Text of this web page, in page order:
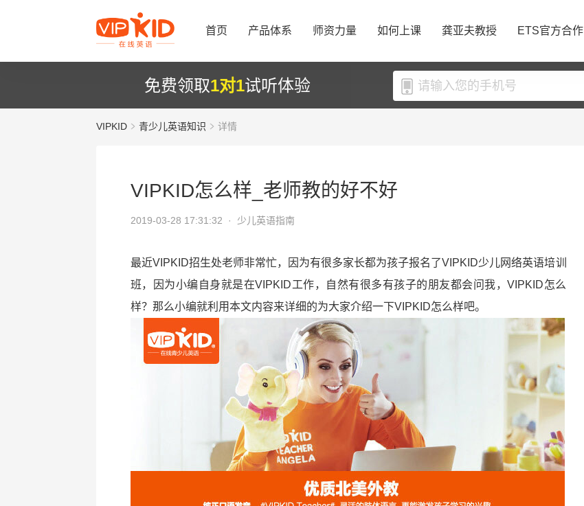
首页 产品体系 师资力量 如何上课 龚亚夫教授 ETS官方合作
免费领取1对1试听体验
VIPKID 青少儿英语知识 详情
VIPKID怎么样_老师教的好不好
2019-03-28 17:31:32 · 少儿英语指南
最近VIPKID招生处老师非常忙，因为有很多家长都为孩子报名了VIPKID少儿网络英语培训
班，因为小编自身就是在VIPKID工作，自然有很多有孩子的朋友都会问我，VIPKID怎么
样？那么小编就利用本文内容来详细的为大家介绍一下VIPKID怎么样吧。